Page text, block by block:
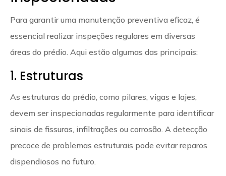
Para garantir uma manutenção preventiva eficaz, é
essencial realizar inspeções regulares em diversas
áreas do prédio. Aqui estão algumas das principais:
1. Estruturas
As estruturas do prédio, como pilares, vigas e lajes,
devem ser inspecionadas regularmente para identificar
sinais de fissuras, infiltrações ou corrosão. A detecção
precoce de problemas estruturais pode evitar reparos
dispendiosos no futuro.